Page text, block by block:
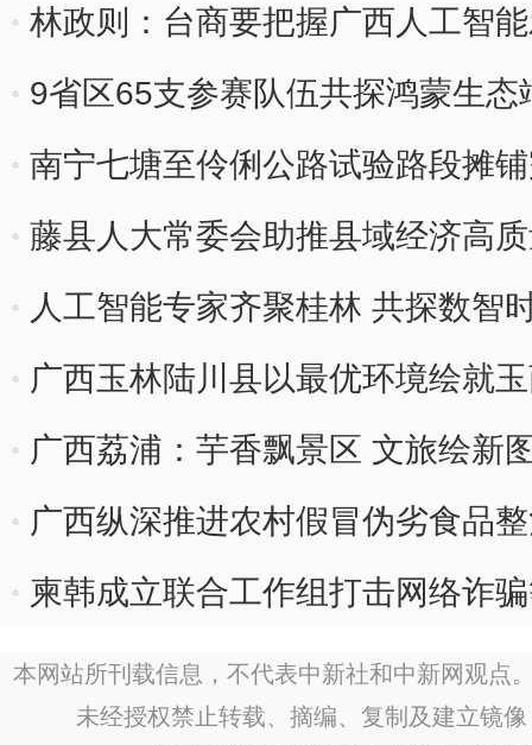
林政则：台商要把握广西人工智
9省区65支参赛队伍共探鸿蒙生态
南宁七塘至伶俐公路试验路段摊
藤县人大常委会助推县域经济高
人工智能专家齐聚桂林 共探数智
广西玉林陆川县以最优环境绘就
广西荔浦：芋香飘景区 文旅绘新
广西纵深推进农村假冒伪劣食品
柬韩成立联合工作组打击网络诈
本网站所刊载信息，不代表中新社和中新网观点
未经授权禁止转载、摘编、复制及建立镜